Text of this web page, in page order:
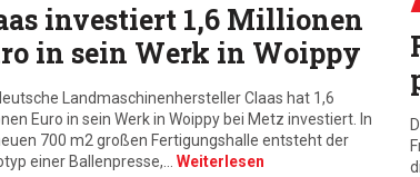
investiert 1,6 Millionen
in sein Werk in Woippy
Landmaschinenhersteller Claas hat 1,6
Euro in sein Werk in Woippy bei Metz investiert. In
700 m2 großen Fertigungshalle entsteht der
einer Ballenpresse,… Weiterlesen